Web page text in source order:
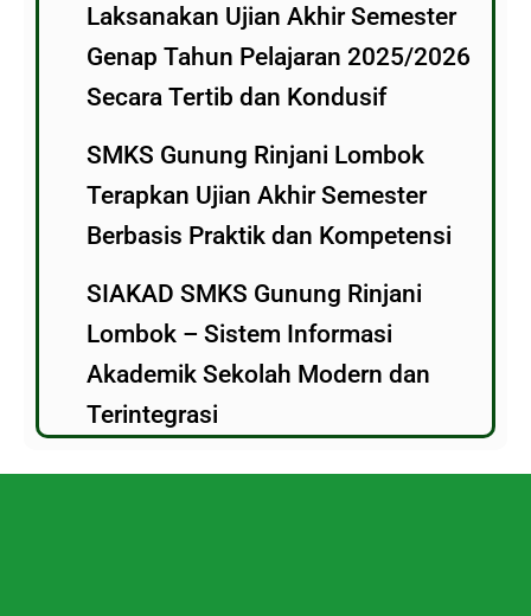
Laksanakan Ujian Akhir Semester
Genap Tahun Pelajaran 2025/2026
Secara Tertib dan Kondusif
SMKS Gunung Rinjani Lombok
Terapkan Ujian Akhir Semester
Berbasis Praktik dan Kompetensi
SIAKAD SMKS Gunung Rinjani
Lombok – Sistem Informasi
Akademik Sekolah Modern dan
Terintegrasi